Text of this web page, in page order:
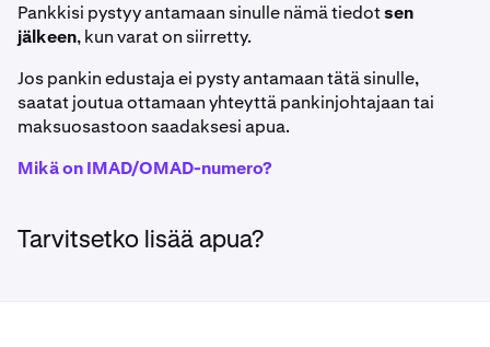
Pankkisi pystyy antamaan sinulle nämä tiedotsen
jälkeen, kun varat on siirretty.
Jos pankin edustaja ei pysty antamaan tätä sinulle,
saatat joutua ottamaan yhteyttä pankinjohtajaan tai
maksuosastoon saadaksesi apua.
Mikä on IMAD/OMAD-numero?
Tarvitsetko lisää apua?